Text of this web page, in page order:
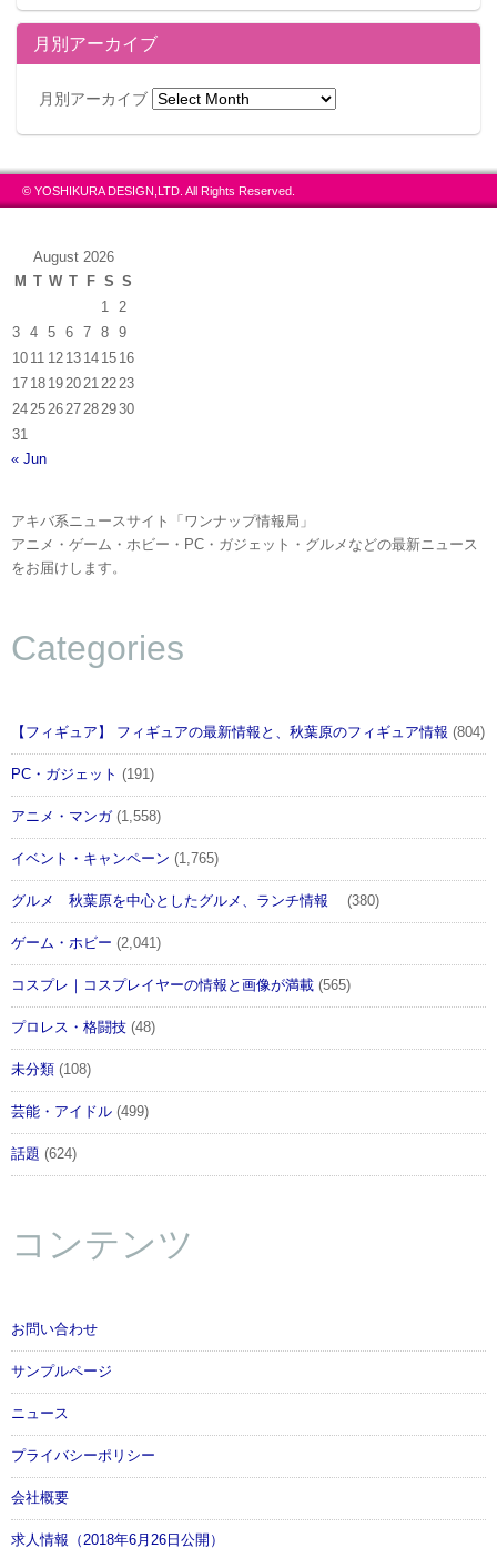
月別アーカイブ
月別アーカイブ
© YOSHIKURA DESIGN,LTD. All Rights Reserved.
August 2026
M T W T F S S
1
2
3
4 5 6 7 8
9
10 11 12 13 14 15 16
17 18 19 20 21 22 23
24 25 26 27 28 2930
31
« Jun
アキバ系ニュースサイト「ワンナップ情報局」
アニメ・ゲーム・ホビー・PC・ガジェット・グルメなどの最新ニュース
をお届けします。
Categories
【フィギュア】 フィギュアの最新情報と、秋葉原のフィギュア情報 (804)
PC・ガジェット (191)
アニメ・マンガ(1,558)
イベント・キャンペーン (1,765)
グルメ 秋葉原を中心としたグルメ、ランチ情報 (380)
ゲーム・ホビー (2,041)
コスプレ｜コスプレイヤーの情報と画像が満載 (565)
プロレス・格闘技 (48)
未分類 (108)
芸能・アイドル (499)
話題 (624)
コンテンツ
お問い合わせ
サンプルページ
ニュース
プライバシーポリシー
会社概要
求人情報（2018年6月26日公開）